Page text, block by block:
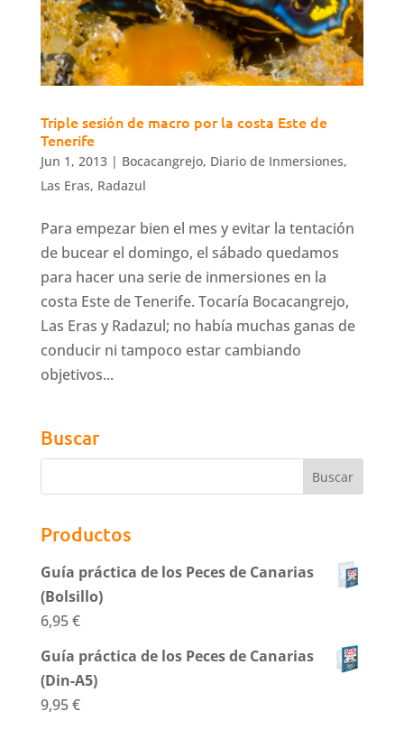
Triple sesión de macro por la costa Este de
Tenerife
Jun 1, 2013| Bocacangrejo, Diario de Inmersiones,
Las Eras, Radazul
Para empezar bien el mes y evitar la tentación
de bucear el domingo, el sábado quedamos
para hacer una serie de inmersiones en la
costa Este de Tenerife. Tocaría Bocacangrejo,
Las Eras y Radazul; no había muchas ganas de
conducir ni tampoco estar cambiando
objetivos...
Buscar
Productos
Guía práctica de los Peces de Canarias
(Bolsillo)
6,95€
Guía práctica de los Peces de Canarias
(Din-A5)
9,95€